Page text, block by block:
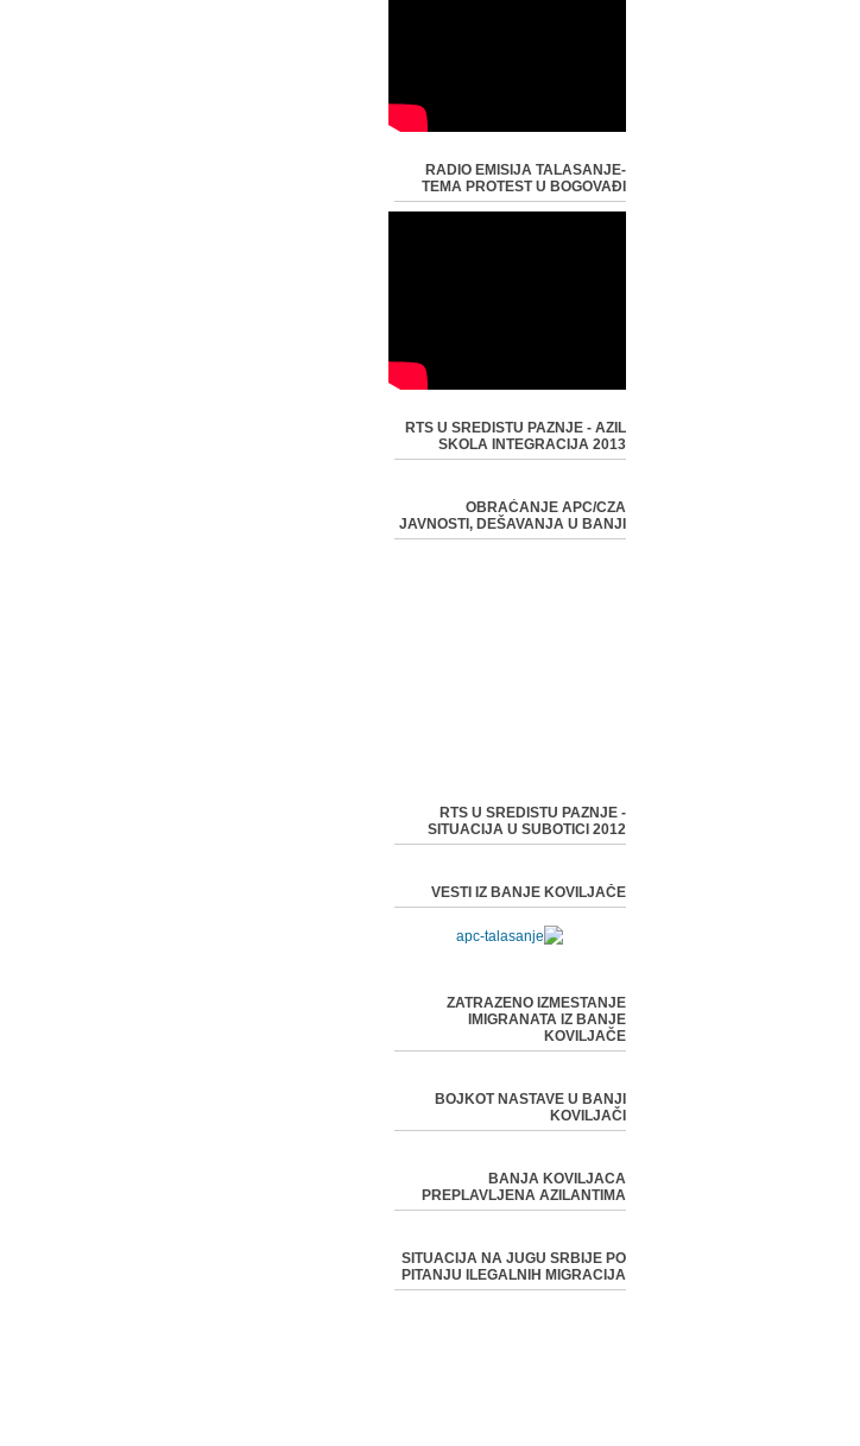
RADIO EMISIJA TALASANJE-
TEMA PROTEST U BOGOVAĐI
RTS U SREDISTU PAZNJE - AZIL
SKOLA INTEGRACIJA 2013
OBRAĆANJE APC/CZA
JAVNOSTI, DEŠAVANJA U BANJI
RTS U SREDISTU PAZNJE -
SITUACIJA U SUBOTICI 2012
VESTI IZ BANJE KOVILJAČE
ZATRAZENO IZMESTANJE
IMIGRANATA IZ BANJE
KOVILJAČE
BOJKOT NASTAVE U BANJI
KOVILJAČI
BANJA KOVILJACA
PREPLAVLJENA AZILANTIMA
SITUACIJA NA JUGU SRBIJE PO
PITANJU ILEGALNIH MIGRACIJA